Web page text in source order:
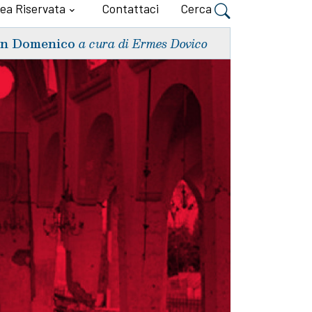
Riservata Contattaci Cerca
Domenico a cura di Ermes Dovico